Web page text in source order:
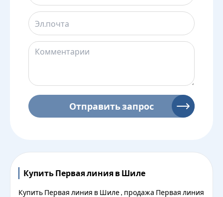
Отправить запрос
Купить Первая линия в Шиле
Купить Первая линия в Шиле , продажа Первая линия